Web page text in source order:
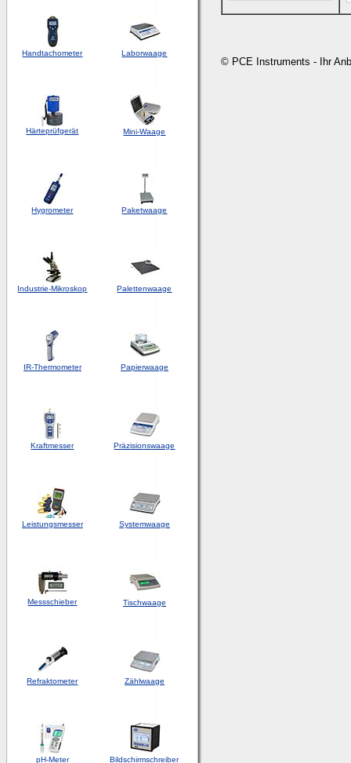
Handtachometer Laborwaage
Härteprüfgerät Mini-Waage
Hygrometer Paketwaage
Industrie-Mikroskop Palettenwaage
IR-Thermometer Papierwaage
Kraftmesser Präzisionswaage
Leistungsmesser Systemwaage
Messschieber Tischwaage
Refraktometer Zählwaage
pH-Meter Bildschirmschreiber
© PCE Instruments - Ihr